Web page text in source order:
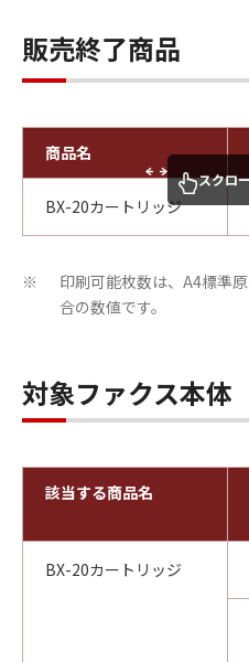
販売終了商品
商品名
BX-20カートリッジ
スクロ
※
印刷可能枚数は、A4標準
合の数値です。
対象ファクス本体
該当する商品名
BX-20カートリッジ